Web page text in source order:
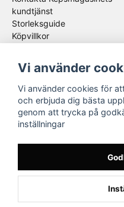
kundtjänst
Storleksguide
Köpvillkor
Om oss
Följ oss
Vi använder
Vi använder cookies för
och erbjuda dig bästa
genom att trycka på
inställningar